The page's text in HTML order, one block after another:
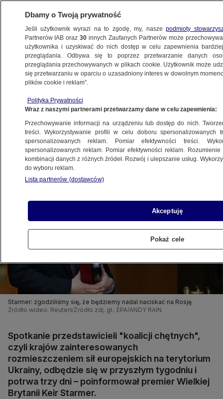
ŚWIAT
chętnych". Trzydniowe
22.03.2025, 05:46
Udostępnij
Starmer: zgodziliśmy się, że będziemy nadal naciskać na Rosję
Źródło wideo: Reuters Źródło zdj. gł.: EPA/ANDY RAIN
Spotkanie przedstawicieli "koalicji chętnych",
czyli krajów zainteresowanych
rozmieszczeniem sił europejskich na terytorium
Ukrainy, odbędzie się w przyszłym tygodniu i
potrwa trzy dni – poinformował premier Wielkiej
Brytanii Keir Starmer.
Dbamy o Twoją prywatność
Jeśli użytkownik wyrazi na to zgodę, my, naszepodmioty
Partnerów IAB oraz30 innych Zaufanych Partnerów może
użytkownika i uzyskiwać do nich dostęp w celu zapewnienia
przeglądania. Odbywa się to poprzez przetwarzanie danych
przeglądania przechowywanych w plikach cookie. Użytkownik może
się przetwarzaniu w oparciu o uzasadniony interes w dowolnym
plików cookie i reklam”.
Polityka Prywatności
Wraz z naszymi partnerami przetwarzamy dane w celu zapewnienia:
Przechowywanie informacji na urządzeniu lub dostęp do nich.
treści. Wykorzystywanie profili w celu doboru spersonalizowanych
spersonalizowanych reklam. Pomiar efektywności treści.
spersonalizowanych reklam. Pomiar efektywności reklam.
kombinacji danych z różnych źródeł. Rozwój i ulepszanie usług.
do wyboru reklam.
Lista partnerów (dostawców)
Akceptuję
Pokaż cele